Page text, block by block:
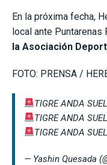
En la próxima fecha,
local ante Puntarenas
la Asociación
FOTO: PRENSA /
TIGRE ANDA
TIGRE ANDA
TIGRE ANDA
— Yashin Quesada